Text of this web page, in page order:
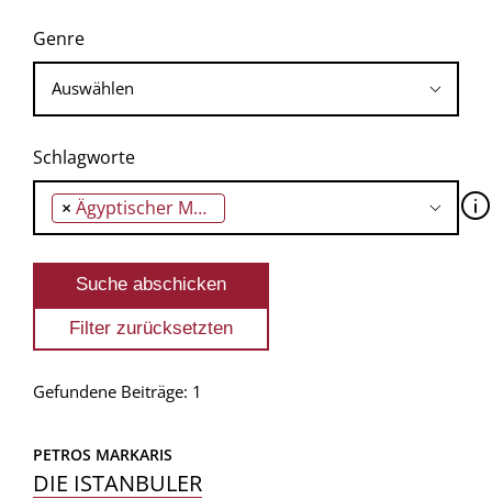
Genre
Schlagworte
× Ägyptischer Markt 🛈
Gefundene Beiträge: 1
PETROS MARKARIS
DIE ISTANBULER